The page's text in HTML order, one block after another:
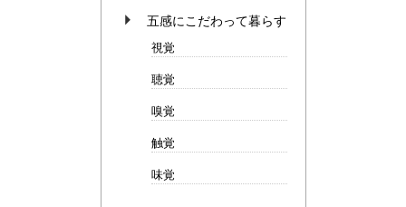
五感にこだわって暮らす
視覚
聴覚
嗅覚
触覚
味覚